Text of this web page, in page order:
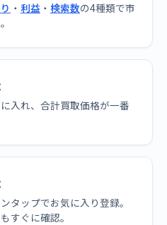
・ 利益 ・ 検索数の4種類で市
入れ、合計買取価格が一番
タップでお気に入り登録。
すぐに確認。